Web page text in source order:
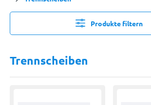
Produkte filtern
Trennscheiben